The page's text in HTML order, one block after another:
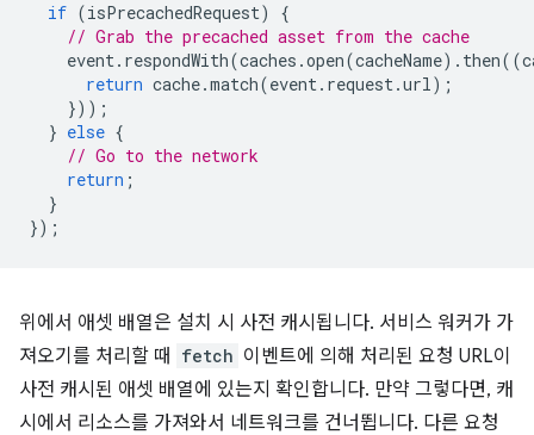
if (isPrecachedRequest)
{
// Grab the precached asset from the cache
event. respondWith(caches .open(cacheName). then((
return cache.match(event. request.url);
}));
} else {
// Go to the network
return ;
}
});
위에서 애셋 배열은 설치 시 사전 캐시됩니다. 서비스 워커가 가
져오기를 처리할 때
fetch 이벤트에 의해 처리된 요청 URL이
사전 캐시된 애셋 배열에 있는지 확인합니다. 만약 그렇다면, 캐
시에서 리소스를 가져와서 네트워크를 건너뜁니다. 다른 요청